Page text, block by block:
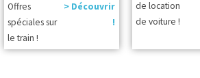
Offres
spéciales sur
le train !
> Découvrir
!
de location
de voiture !